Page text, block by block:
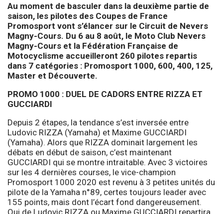
Au moment de basculer dans la deuxième partie de
saison, les pilotes des Coupes de France
Promosport vont s’élancer sur le Circuit de Nevers
Magny-Cours. Du 6 au 8 août, le Moto Club Nevers
Magny-Cours et la Fédération Française de
Motocyclisme accueilleront 260 pilotes repartis
dans 7 catégories : Promosport 1000, 600, 400, 125,
Master et Découverte.
PROMO 1000 : DUEL DE CADORS ENTRE RIZZA ET
GUCCIARDI
Depuis 2 étapes, la tendance s’est inversée entre
Ludovic RIZZA (Yamaha) et Maxime GUCCIARDI
(Yamaha). Alors que RIZZA dominait largement les
débats en début de saison, c’est maintenant
GUCCIARDI qui se montre intraitable. Avec 3 victoires
sur les 4 dernières courses, le vice-champion
Promosport 1000 2020 est revenu à 3 petites unités du
pilote de la Yamaha n°89, certes toujours leader avec
155 points, mais dont l’écart fond dangereusement.
Qui de Ludovic RIZZA ou Maxime GUCCIARDI repartira